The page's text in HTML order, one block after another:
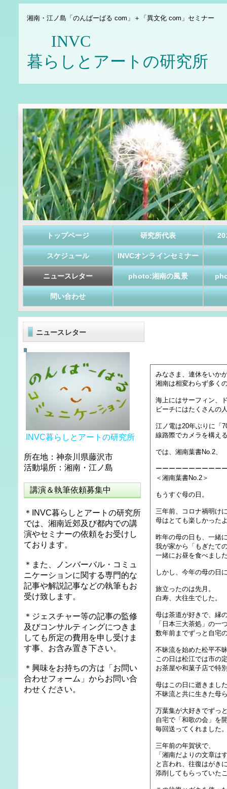
湘南・江ノ島「のんばーばる com」＋「異文化 com」セミナー
暮らしとアートの研究所
トップページ 研究所代表
スケジュール INVCオンラインセミナー
ニュースレター photo:湘南の風景
問い合わせ
みなさま、連休をいか
湘南は相変わらず多く
海上にはサーフィン、
ビーチにはたくさんの
江ノ電は20年ぶりに「
線路際でカメラを構え
では、湘南葉書No.2、
ーーーーーーーーーー
＜湘南葉書No.2＞
もうすぐ母の日。
三年前、コロナ禍明け
母はとても楽しかった
昨年の母の日も、一緒
我が家から「もぎたて
一緒にお昼を食べまし
しかし、今年の母の日
旅立ったのは先月。
白寿、大往生でした。
母は茶道が好きで、縁
「日本三大茶処」の一
数年前までずっと自宅
不昧流を始めた松平不
この日は松江では市の
お茶屋や和菓子店で特
母はこの日に逝きまし
不昧流と共に生きた母
万葉集が大好きでずっ
自宅で「和歌の会」を
毎回送ってくれました
三年前の年賀状で、
「湘南だよりの文章は
と言われ、往復はがき
添削してもらっていた
ニュースレター
INVC暮らしとアートの研究所
所在地：神奈川県藤沢市
活動場所：湘南・江ノ島
講演＆執筆依頼募集中
＊INVC暮らしとアートの研究所
では、湘南近郊及び都内での講
演やセミナーの依頼をお受けし
ております。
＊また、ノンバーバル・コミュ
ニケーションに関する専門的な
記事や解説記事などの執筆もお
受け致します。
＊ジェスチャー等の記事の監修
及びコンサルティングにつきま
しても所定の費用を申し受けま
す事、お含み置き下さい。
＊興味をお持ちの方は「お問い
合わせフォーム」からお問い合
わせください。